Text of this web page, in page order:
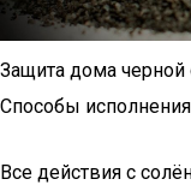
Защита дома
Способы
Все действия с